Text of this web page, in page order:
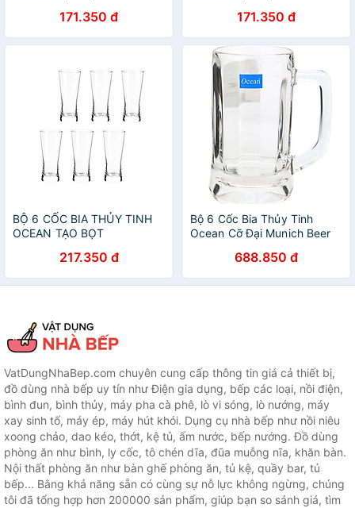
171.350 đ 171.350 đ
BỘ 6 CỐC BIA THỦY TINH
OCEAN TẠO BỌT
217.350 đ
Bộ 6 Cốc Bia Thủy Tinh
Ocean Cỡ Đại Munich Beer
688.850 đ
VatDungNhaBep.com chuyên cung cấp thông tin giá cả thiết bị,
đồ dùng nhà bếp uy tín như Điện gia dụng, bếp các loại, nồi điện,
bình đun, bình thủy, máy pha cà phê, lò vi sóng, lò nướng, máy
xay sinh tố, máy ép, máy hút khói. Dụng cụ nhà bếp như nồi niêu
xoong chảo, dao kéo, thớt, kệ tủ, ấm nước, bếp nướng. Đồ dùng
phòng ăn như bình, ly cốc, tô chén dĩa, đũa muỗng nĩa, khăn bàn.
Nội thất phòng ăn như bàn ghế phòng ăn, tủ kệ, quầy bar, tủ
bếp... Bằng khả năng sẵn có cùng sự nỗ lực không ngừng, chúng
tôi đã tổng hợp hơn 200000 sản phẩm, giúp bạn so sánh giá, tìm